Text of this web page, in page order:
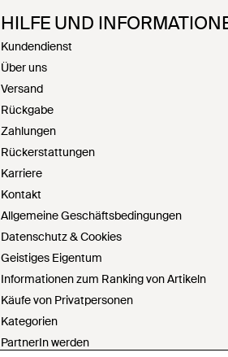
HILFE UND
Kundendienst
Über uns
Versand
Rückgabe
Zahlungen
Rückerstattungen
Karriere
Kontakt
Allgemeine Geschäftsbedingungen
Datenschutz & Cookies
Geistiges Eigentum
Informationen zum Ranking von Artikeln
Käufe von Privatpersonen
Kategorien
PartnerIn werden